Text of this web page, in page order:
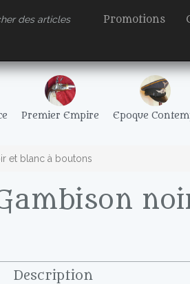
Promotions
Premier Empire Epoque
et blanc à boutons
Description